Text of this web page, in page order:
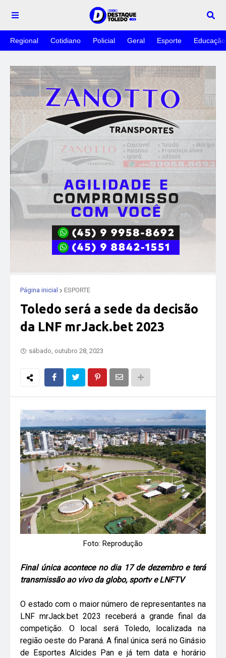
Regional Cotidiano Policial Geral Esporte Educação
Página inicial ESPORTE
Toledo será a sede da decisão
da LNF mrJack.bet 2023
sábado, outubro 28, 2023
Foto: Reprodução
Final única acontece no dia 17 de dezembro e terá
transmissão ao vivo da globo, sportv e LNFTV
O estado com o maior número de representantes na
LNF mrJack.bet 2023 receberá a grande final da
competição. O local será Toledo, localizada na
região oeste do Paraná. A final única será no Ginásio
de Esportes Alcides Pan e já tem data e horário